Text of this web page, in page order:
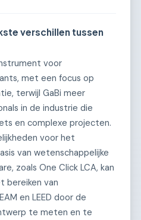
verschillen tussen
voor
met een focus op
terwijl GaBi meer
in de industrie die
en complexe projecten.
voor het
van wetenschappelijke
zoals One Click LCA, kan
bereiken van
en LEED door de
te meten en te